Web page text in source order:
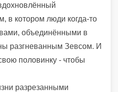
в котором люди когда-то
объединёнными в
разгневанным Зевсом. И
половинку - чтобы
разрезанными